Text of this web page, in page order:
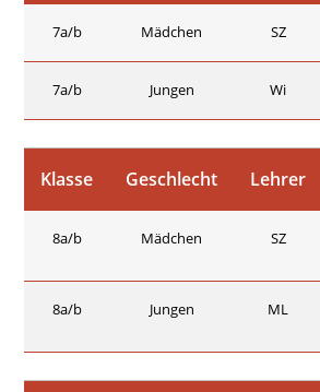
7a/b Mädchen SZ
7a/b Jungen Wi
Klasse Geschlecht Lehrer
8a/b Mädchen SZ
8a/b Jungen ML